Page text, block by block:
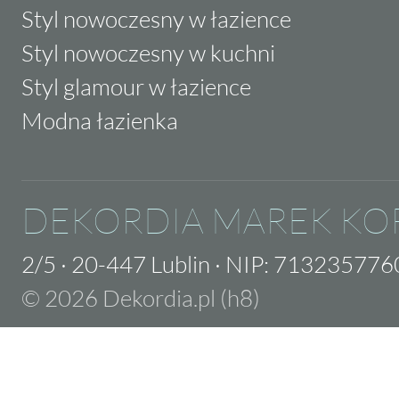
Styl nowoczesny w łazience
Styl nowoczesny w kuchni
Styl glamour w łazience
Modna łazienka
DEKORDIA MAREK
2/5 · 20-447 Lublin · NIP:
© 2026 Dekordia.pl (h8)